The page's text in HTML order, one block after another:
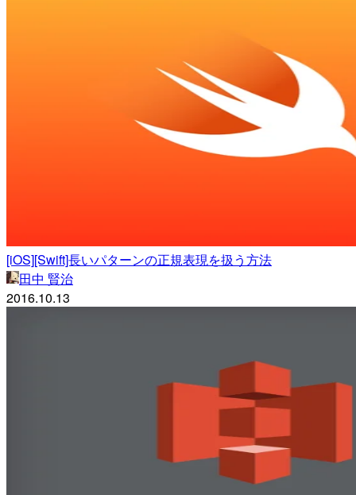
[iOS][Swift]長いパターンの正規表現を扱う方法
田中 賢治
2016.10.13